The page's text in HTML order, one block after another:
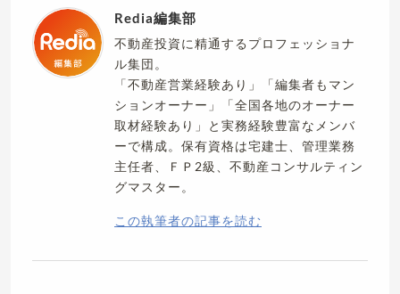
Redia編集部
不動産投資に精通するプロフェッショナ
ル集団。
「不動産営業経験あり」「編集者もマン
ションオーナー」「全国各地のオーナー
取材経験あり」と実務経験豊富なメンバ
ーで構成。保有資格は宅建士、管理業務
主任者、ＦＰ2級、不動産コンサルティン
グマスター。
この執筆者の記事を読む